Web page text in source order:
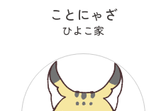
ことにゃざ
ひよこ家